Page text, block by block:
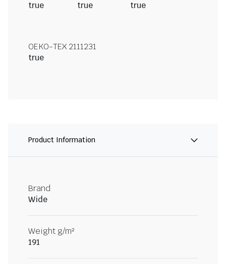
true
true
true
OEKO-TEX 2111231
true
Product Information
Brand
Wide
Weight g/m²
191